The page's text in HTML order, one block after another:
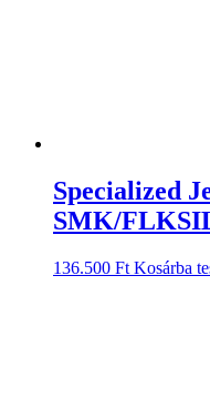
Specialized
SMK/
136.500 Ft Kosárba